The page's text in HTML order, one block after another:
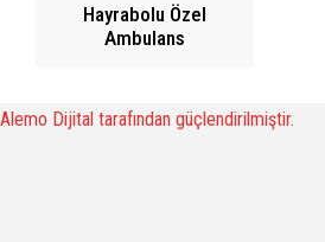
Hayrabolu Özel
Ambulans
Alemo Dijital tarafından güçlendirilmiştir.